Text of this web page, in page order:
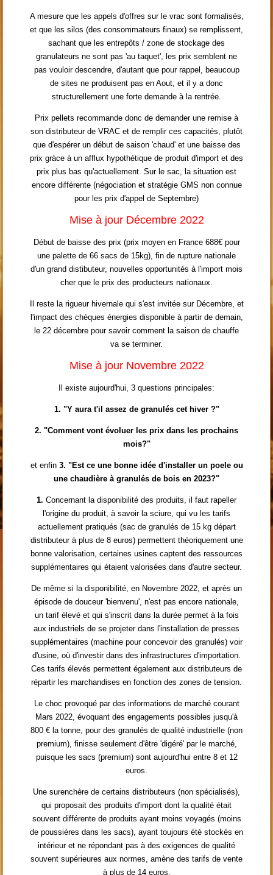
A mesure que les appels d'offres sur le vrac sont formalisés,
et que les silos (des consommateurs finaux) se remplissent,
sachant que les entrepôts / zone de stockage des
granulateurs ne sont pas 'au taquet', les prix semblent ne
pas vouloir descendre, d'autant que pour rappel, beaucoup
de sites ne produisent pas en Aout, et il y a donc
structurellement une forte demande à la rentrée.
Prix pellets recommande donc de demander une remise à
son distributeur de VRAC et de remplir ces capacités, plutôt
que d'espérer un début de saison 'chaud' et une baisse des
prix gràce à un afflux hypothétique de produit d'import et des
prix plus bas qu'actuellement. Sur le sac, la situation est
encore différente (négociation et stratégie GMS non connue
pour les prix d'appel de Septembre)
Mise à jour Décembre 2022
Début de baisse des prix (prix moyen en France 688€ pour
une palette de 66 sacs de 15kg), fin de rupture nationale
d'un grand distibuteur, nouvelles opportunités à l'import mois
cher que le prix des producteurs nationaux.
Il reste la rigueur hivernale qui s'est invitée sur Décembre, et
l'impact des chèques énergies disponible à partir de demain,
le 22 décembre pour savoir comment la saison de chauffe
va se terminer.
Mise à jour Novembre 2022
Il existe aujourd'hui, 3 questions principales:
1. "Y aura t'il assez de granulés cet hiver ?"
2. "Comment vont évoluer les prix dans les prochains
mois?"
et enfin 3. "Est ce une bonne idée d'installer un poele ou
une chaudière à granulés de bois en 2023?"
1. Concernant la disponibilité des produits, il faut rapeller
l'origine du produit, à savoir la sciure, qui vu les tarifs
actuellement pratiqués (sac de granulés de 15 kg départ
distributeur à plus de 8 euros) permettent théoriquement une
bonne valorisation, certaines usines captent des ressources
supplémentaires qui étaient valorisées dans d'autre secteur.
De même si la disponibilité, en Novembre 2022, et après un
épisode de douceur 'bienvenu', n'est pas encore nationale,
un tarif élevé et qui s'inscrit dans la durée permet à la fois
aux industriels de se projeter dans l'installation de presses
supplémentaires (machine pour concevoir des granulés) voir
d'usine, où d'investir dans des infrastructures d'importation.
Ces tarifs élevés permettent également aux distributeurs de
répartir les marchandises en fonction des zones de tension.
Le choc provoqué par des informations de marché courant
Mars 2022, évoquant des engagements possibles jusqu'à
800 € la tonne, pour des granulés de qualité industrielle (non
premium), finisse seulement d'être 'digéré' par le marché,
puisque les sacs (premium) sont aujourd'hui entre 8 et 12
euros.
Une surenchère de certains distributeurs (non spécialisés),
qui proposait des produits d'import dont la qualité était
souvent différente de produits ayant moins voyagés (moins
de poussières dans les sacs), ayant toujours été stockés en
intérieur et ne répondant pas à des exigences de qualité
souvent supérieures aux normes, amène des tarifs de vente
à plus de 14 euros.